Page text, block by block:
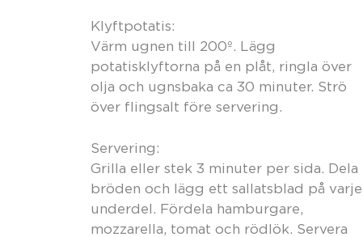
Klyftpotatis:
Värm ugnen till 200º. Lägg
potatisklyftorna på en plåt, ringla över
olja och ugnsbaka ca 30 minuter. Strö
över flingsalt före servering.
Servering:
Grilla eller stek 3 minuter per sida. Dela
bröden och lägg ett sallatsblad på varje
underdel. Fördela hamburgare,
mozzarella, tomat och rödlök. Servera